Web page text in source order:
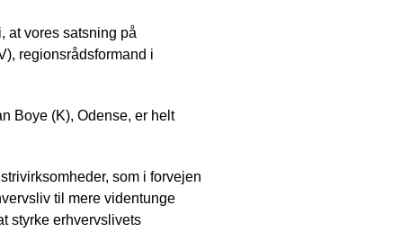
at vores satsning på
regionsrådsformand i
Boye (K), Odense, er helt
som i forvejen
til mere videntunge
styrke erhvervslivets